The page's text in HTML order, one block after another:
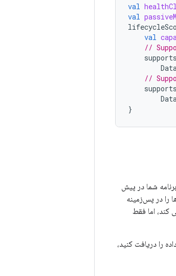
val
val
val
//
//
}
شما در پیش
را در پس‌زمینه
اما فقط
را دریافت کنید،